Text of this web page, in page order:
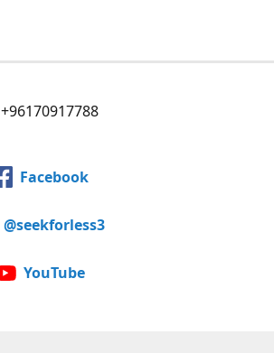
+96170917788
Facebook
@seekforless3
YouTube